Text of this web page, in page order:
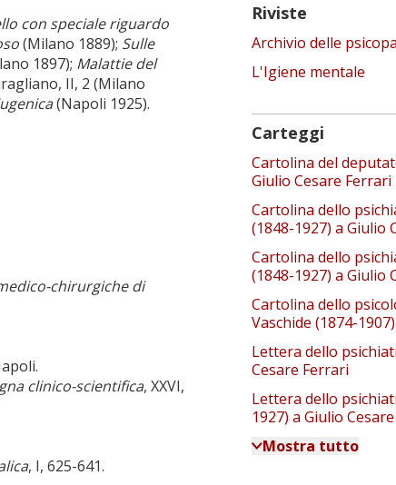
con speciale riguardo
(Milano 1889); Sulle
1897); Malattie del
II, 2 (Milano
(Napoli 1925).
chirurgiche di
clinico-scientifica, XXVI,
, I, 625-641.
Riviste
Archivio delle
L'Igiene mentale
Carteggi
Cartolina del
Giulio Cesare Ferrari
Cartolina dello
(1848-1927) a Giulio
Cartolina dello
(1848-1927) a Giulio
Cartolina dello
Vaschide (1874-
Lettera dello
Cesare Ferrari
Lettera dello
1927) a Giulio
Mostra tutto